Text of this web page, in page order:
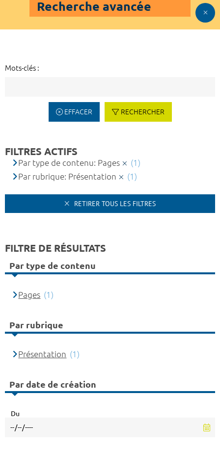
Recherche avancée
Mots-clés :
EFFACER RECHERCHER
FILTRES ACTIFS
Par type de contenu: Pages
(1)
Par rubrique: Présentation
(1)
RETIRER TOUS LES FILTRES
FILTRE DE RÉSULTATS
Par type de contenu
Pages (1)
Par rubrique
Présentation (1)
Par date de création
Du